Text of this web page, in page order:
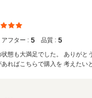
くお願いいたします！ この度は
アフター : 5 品質 : 5
態も大満足でした。 ありがと
ればこちらで購入を 考えたい